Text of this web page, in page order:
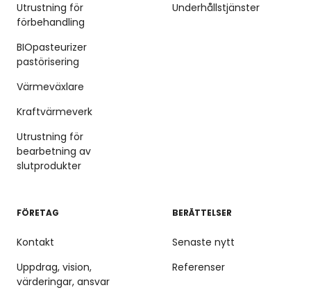
Utrustning för
förbehandling
BIOpasteurizer
pastörisering
Värmeväxlare
Kraftvärmeverk
Utrustning för
bearbetning av
slutprodukter
Underhållstjänster
FÖRETAG
Kontakt
Uppdrag, vision,
värderingar, ansvar
BERÄTTELSER
Senaste nytt
Referenser